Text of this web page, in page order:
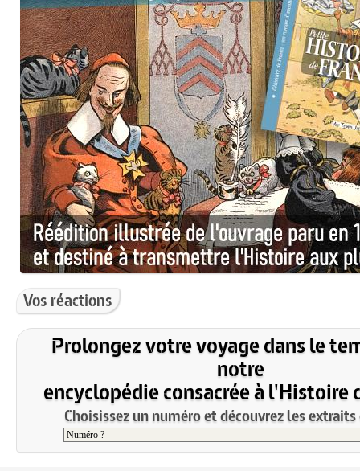
Vos réactions
Prolongez votre voyage dans le
notre
encyclopédie consacrée à l'Histoire
Choisissez un numéro et découvrez les